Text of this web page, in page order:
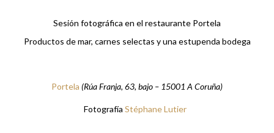
Sesión fotográfica en el restaurante Portela
Productos de mar, carnes selectas y una estupenda bodega
Portela (Rúa Franja, 63, bajo – 15001 A Coruña)
Fotografía Stéphane Lutier